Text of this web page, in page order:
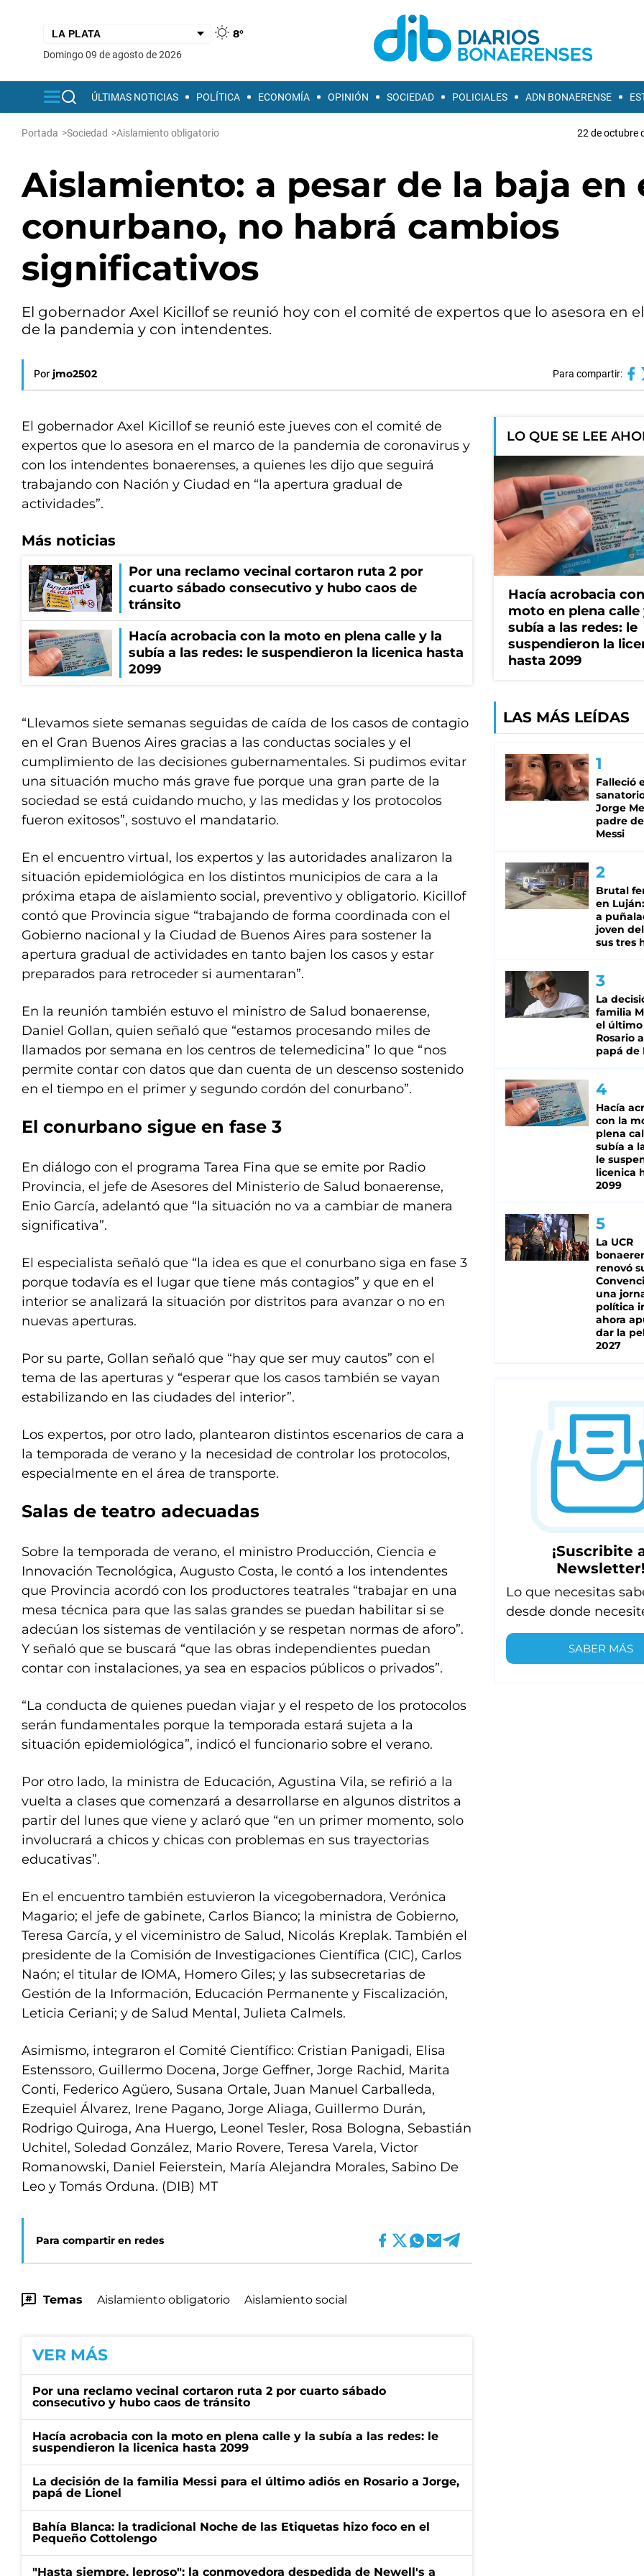
8°
domingo 09 de agosto de 2026
ÚLTIMAS NOTICIAS POLÍTICA ECONOMÍA OPINIÓN SOCIEDAD POLICIALES ADN BONAERENSE
Portada >Sociedad >Aislamiento obligatorio 22 de octubre
Aislamiento: a pesar de la baja en
conurbano, no habrá cambios
significativos
El gobernador Axel Kicillof se reunió hoy con el comité de expertos que lo asesora en
de la pandemia y con intendentes.
Por jmo2502 Para compartir:
El gobernador Axel Kicillof se reunió este jueves con el comité de
expertos que lo asesora en el marco de la pandemia de coronavirus y
con los intendentes bonaerenses, a quienes les dijo que seguirá
trabajando con Nación y Ciudad en “la apertura gradual de
actividades”.
Más noticias
Por una reclamo vecinal cortaron ruta 2 por
cuarto sábado consecutivo y hubo caos de
tránsito
Hacía acrobacia con la moto en plena calle y la
subía a las redes: le suspendieron la licenica hasta
2099
“Llevamos siete semanas seguidas de caída de los casos de contagio
en el Gran Buenos Aires gracias a las conductas sociales y el
cumplimiento de las decisiones gubernamentales. Si pudimos evitar
una situación mucho más grave fue porque una gran parte de la
sociedad se está cuidando mucho, y las medidas y los protocolos
fueron exitosos”, sostuvo el mandatario.
En el encuentro virtual, los expertos y las autoridades analizaron la
situación epidemiológica en los distintos municipios de cara a la
próxima etapa de aislamiento social, preventivo y obligatorio. Kicillof
contó que Provincia sigue “trabajando de forma coordinada con el
Gobierno nacional y la Ciudad de Buenos Aires para sostener la
apertura gradual de actividades en tanto bajen los casos y estar
preparados para retroceder si aumentaran”.
En la reunión también estuvo el ministro de Salud bonaerense,
Daniel Gollan, quien señaló que “estamos procesando miles de
llamados por semana en los centros de telemedicina” lo que “nos
permite contar con datos que dan cuenta de un descenso sostenido
en el tiempo en el primer y segundo cordón del conurbano”.
El conurbano sigue en fase 3
En diálogo con el programa Tarea Fina que se emite por Radio
Provincia, el jefe de Asesores del Ministerio de Salud bonaerense,
Enio García, adelantó que “la situación no va a cambiar de manera
significativa”.
El especialista señaló que “la idea es que el conurbano siga en fase 3
porque todavía es el lugar que tiene más contagios” y que en el
interior se analizará la situación por distritos para avanzar o no en
nuevas aperturas.
Por su parte, Gollan señaló que “hay que ser muy cautos” con el
tema de las aperturas y “esperar que los casos también se vayan
estabilizando en las ciudades del interior”.
Los expertos, por otro lado, plantearon distintos escenarios de cara a
la temporada de verano y la necesidad de controlar los protocolos,
especialmente en el área de transporte.
Salas de teatro adecuadas
Sobre la temporada de verano, el ministro Producción, Ciencia e
Innovación Tecnológica, Augusto Costa, le contó a los intendentes
que Provincia acordó con los productores teatrales “trabajar en una
mesa técnica para que las salas grandes se puedan habilitar si se
adecúan los sistemas de ventilación y se respetan normas de aforo”.
Y señaló que se buscará “que las obras independientes puedan
contar con instalaciones, ya sea en espacios públicos o privados”.
“La conducta de quienes puedan viajar y el respeto de los protocolos
serán fundamentales porque la temporada estará sujeta a la
situación epidemiológica”, indicó el funcionario sobre el verano.
Por otro lado, la ministra de Educación, Agustina Vila, se refirió a la
vuelta a clases que comenzará a desarrollarse en algunos distritos a
partir del lunes que viene y aclaró que “en un primer momento, solo
involucrará a chicos y chicas con problemas en sus trayectorias
educativas”.
En el encuentro también estuvieron la vicegobernadora, Verónica
Magario; el jefe de gabinete, Carlos Bianco; la ministra de Gobierno,
Teresa García, y el viceministro de Salud, Nicolás Kreplak. También el
presidente de la Comisión de Investigaciones Científica (CIC), Carlos
Naón; el titular de IOMA, Homero Giles; y las subsecretarias de
Gestión de la Información, Educación Permanente y Fiscalización,
Leticia Ceriani; y de Salud Mental, Julieta Calmels.
Asimismo, integraron el Comité Científico: Cristian Panigadi, Elisa
Estenssoro, Guillermo Docena, Jorge Geffner, Jorge Rachid, Marita
Conti, Federico Agüero, Susana Ortale, Juan Manuel Carballeda,
Ezequiel Álvarez, Irene Pagano, Jorge Aliaga, Guillermo Durán,
Rodrigo Quiroga, Ana Huergo, Leonel Tesler, Rosa Bologna, Sebastián
Uchitel, Soledad González, Mario Rovere, Teresa Varela, Victor
Romanowski, Daniel Feierstein, María Alejandra Morales, Sabino De
Leo y Tomás Orduna. (DIB) MT
Para compartir en redes
Temas Aislamiento obligatorio Aislamiento social
VER MÁS
Por una reclamo vecinal cortaron ruta 2 por cuarto sábado
consecutivo y hubo caos de tránsito
Hacía acrobacia con la moto en plena calle y la subía a las redes: le
suspendieron la licenica hasta 2099
La decisión de la familia Messi para el último adiós en Rosario a Jorge,
papá de Lionel
Bahía Blanca: la tradicional Noche de las Etiquetas hizo foco en el
Pequeño Cottolengo
"Hasta siempre, leproso": la conmovedora despedida de Newell's a
LO QUE SE LEE
Hacía acrobacia
moto en plena calle
subía a las redes: le
suspendieron la
hasta 2099
LAS MÁS LEÍDAS
Falleció
Jorge
padre
Messi
Brutal
en
a
joven
sus tres
La
familia
el último
Rosario
papá de
Hacía
con la
plena
subía a
le
licenica
2099
La UCR
renovó
una
política
ahora
dar la
2027
¡Suscribite
Lo que necesitas
desde donde
SABER MÁS